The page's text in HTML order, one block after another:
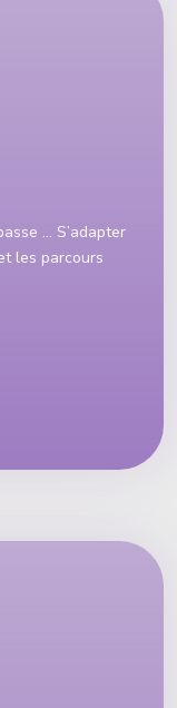
… S’adapter
les parcours